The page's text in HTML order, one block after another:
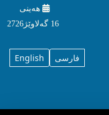
هه‌ینی
16 گه‌لاوێژ2726
English فارسی